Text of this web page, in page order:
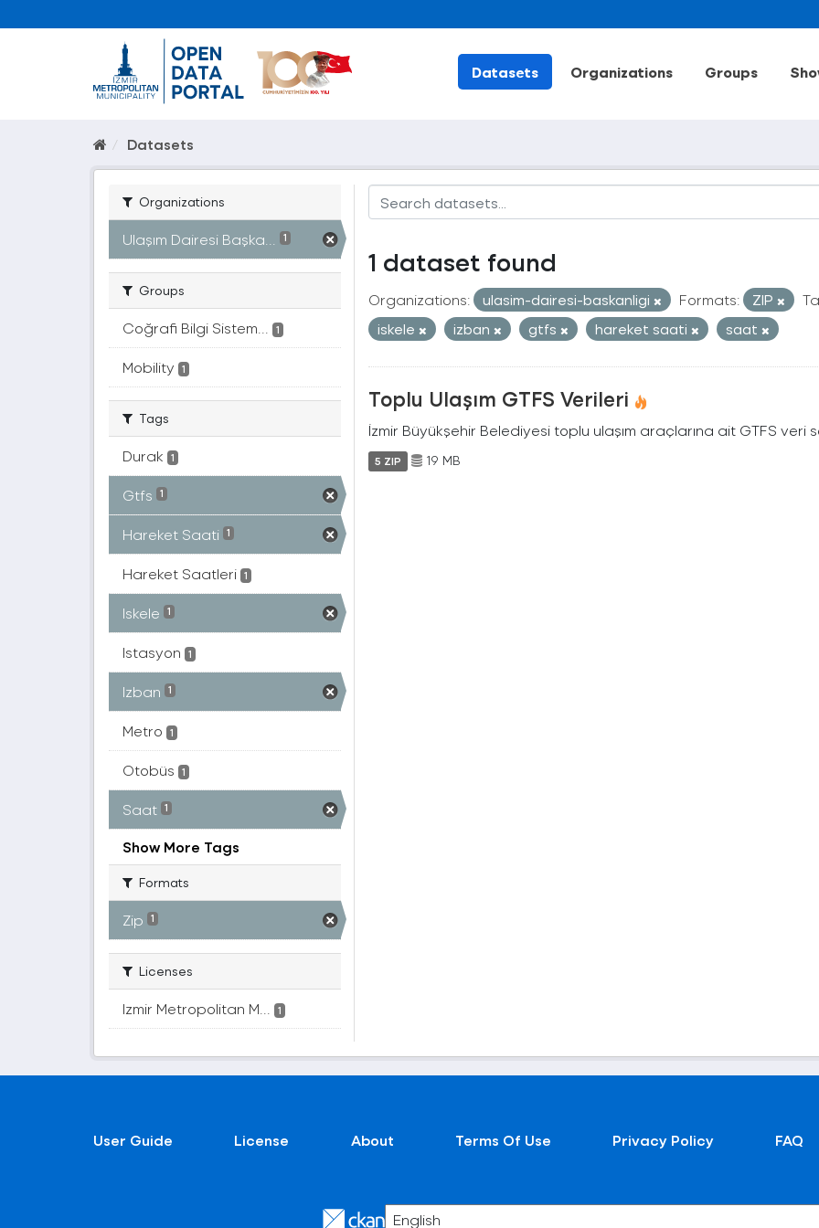
Datasets Organizations Groups
Datasets
Organizations
Ulaşım Dairesi Başka... 1
Groups
Coğrafi Bilgi Sistem... 1
Mobility 1
Tags
Durak 1
Gtfs 1
Hareket Saati 1
Hareket Saatleri 1
Iskele 1
Istasyon 1
Izban 1
Metro 1
Otobüs 1
Saat 1
Show More Tags
Formats
Zip 1
Licenses
Izmir Metropolitan M... 1
1 dataset found
Organizations: ulasim-dairesi-baskanligi Formats: ZIP
iskele
izban gtfs hareket saati saat
Toplu Ulaşım GTFS Verileri
İzmir Büyükşehir Belediyesi toplu ulaşım araçlarına ait GTFS veri
5 ZIP 19 MB
User Guide License About Terms Of Use Privacy Policy FAQ